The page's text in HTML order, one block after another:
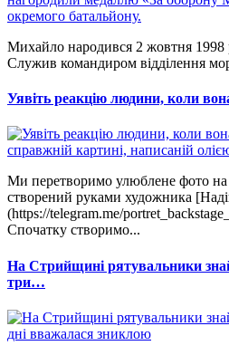
Михайло народився 2 жовтня 1998
Служив командиром відділення
Уявіть реакцію людини, коли
Ми перетворимо улюблене фото на
створений руками художника
(https://telegram.me/
Спочатку створимо...
На Стрийщині рятувальники
три…